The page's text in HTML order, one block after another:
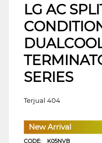
LG AC
SERIES
Terjual 404
New Arrival
CODE: K05NVB